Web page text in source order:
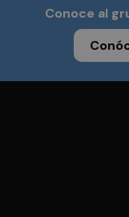
Conoce al